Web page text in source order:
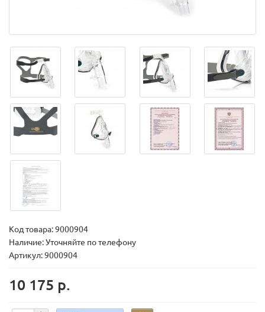
Код товара:9000904
Наличие: Уточняйте по телефону
Артикул: 9000904
10 175 р.